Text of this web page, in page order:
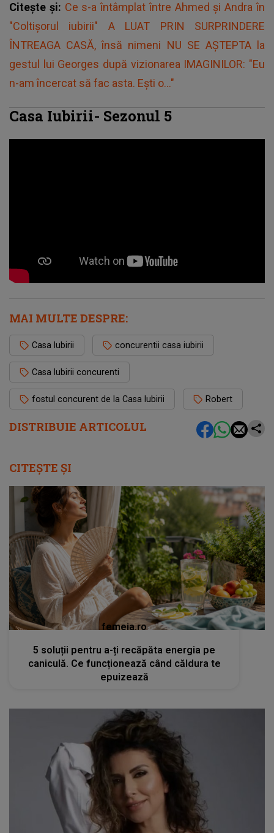
DISTRIBUIE ARTICOLUL
Citește și: Ce s-a întâmplat între Ahmed și Andra în
"Coltișorul iubirii" A LUAT PRIN SURPRINDERE
ÎNTREAGA CASĂ, însă nimeni NU SE AȘTEPTA la
gestul lui Georges după vizionarea IMAGINILOR: "Eu
n-am încercat să fac asta. Ești o..."
Casa Iubirii- Sezonul 5
MAI MULTE DESPRE:
Casa Iubirii concurentii casa iubirii
Casa Iubirii concurenti
fostul concurent de la Casa Iubirii Robert
CITEȘTE ȘI
femeia.ro
5 soluții pentru a-ți recăpăta energia pe
caniculă. Ce funcționează când căldura te
epuizează